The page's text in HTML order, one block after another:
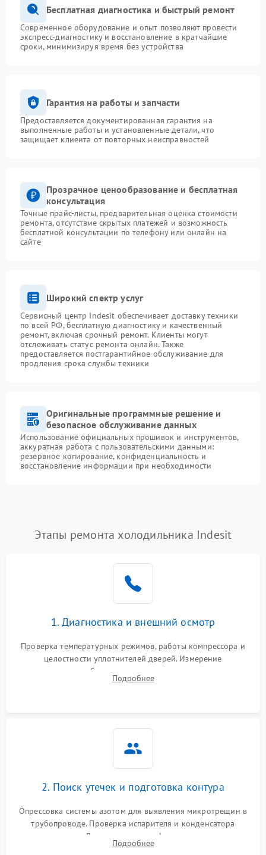
Бесплатная диагностика и быстрый ремонт
Современное оборудование и опыт позволяют провести
экспресс-диагностику и восстановление в кратчайшие
сроки, минимизируя время без устройства
Гарантия на работы и запчасти
Предоставляется документированная гарантия на
выполненные работы и установленные детали, что
защищает клиента от повторных неисправностей
Прозрачное ценообразование и бесплатная
консультация
Точные прайс-листы, предварительная оценка стоимости
ремонта, отсутствие скрытых платежей и возможность
бесплатной консультации по телефону или онлайн на
сайте
Широкий спектр услуг
Сервисный центр Indesit обеспечивает доставку техники
по всей РФ, бесплатную диагностику и качественный
ремонт, включая срочный ремонт. Клиенты могут
отслеживать статус ремонта онлайн. Также
предоставляется постгарантийное обслуживание для
продления срока службы техники
Оригинальные программные решение и
безопасное обслуживание данных
Использование официальных прошивок и инструментов,
аккуратная работа с пользовательскими данными:
резервное копирование, конфиденциальность и
восстановление информации при необходимости
Этапы ремонта холодильника Indesit
1. Диагностика и внешний осмотр
Проверка температурных режимов, работы компрессора и
целостности уплотнителей дверей. Измерение
сопротивления обмоток мотора, проверка термостата и
считывание кодов ошибок с электронного дисплея.
Подробнее
2. Поиск утечек и подготовка контура
Опрессовка системы азотом для выявления микротрещин в
трубопроводе. Проверка испарителя и конденсатора
течеискателем. Демонтаж старого фильтра-осушителя и
продувка капиллярной трубки для устранения засоров.
Подробнее